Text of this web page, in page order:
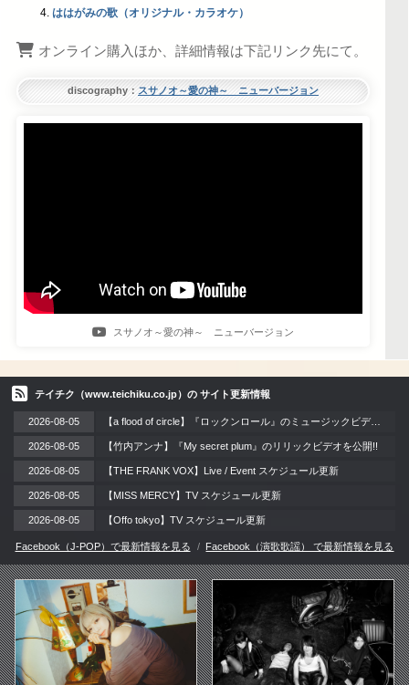
ははがみの歌（オリジナル・カラオケ）
オンライン購入ほか、詳細情報は下記リンク先にて。
discography： スサノオ～愛の神～ ニューバージョン
スサノオ～愛の神～ ニューバージョン
テイチク（www.teichiku.co.jp）の サイト更新情報
2026-08-05
2026-08-05 【竹内アンナ】『My secret plum』のリリックビデオを公開!!
2026-08-05 【THE FRANK VOX】Live / Event スケジュール更新
2026-08-05 【MISS MERCY】TV スケジュール更新
2026-08-05 【Offo tokyo】TV スケジュール更新
Facebook（J-POP）で最新情報を見る Facebook（演歌歌謡） で最新情報を見る